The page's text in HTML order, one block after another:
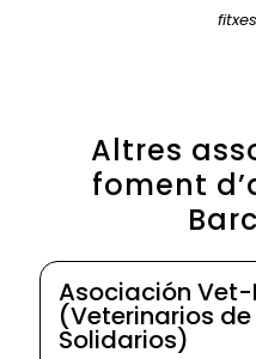
Altres
foment
Asociación Vet-
(Veterinarios
Solidarios)